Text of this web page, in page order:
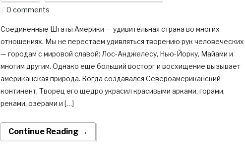
0 comments
Соединенные Штаты Америки — удивительная страна во многих
отношениях. Мы не перестаем удивляться творению рук человеческих
— городам с мировой славой: Лос-Анджелесу, Нью-Йорку, Майами и
многим другим. Однако еще больший восторг и восхищение вызывает
американская природа. Когда создавался Североамериканский
континент, Творец его щедро украсил красивыми арками, горами,
реками, озерами и […]
Continue Reading →